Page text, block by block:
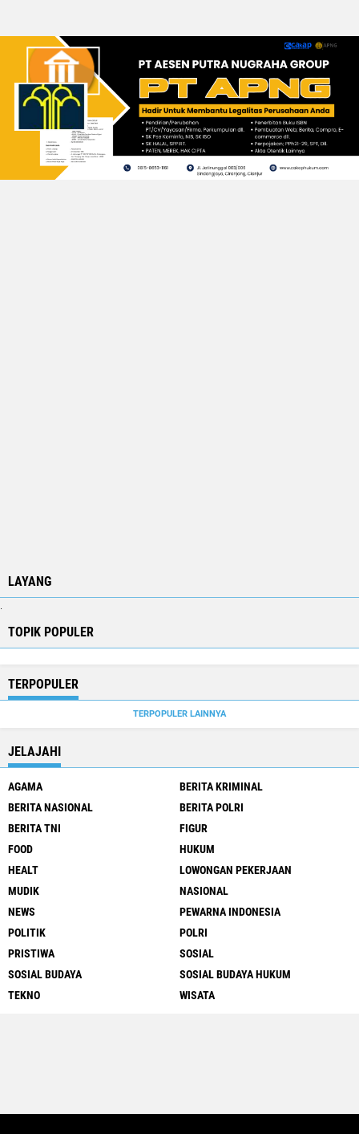
LAYANG
.
TOPIK POPULER
TERPOPULER
TERPOPULER LAINNYA
JELAJAHI
AGAMA
BERITA KRIMINAL
BERITA NASIONAL
BERITA POLRI
BERITA TNI
FIGUR
FOOD
HUKUM
HEALT
LOWONGAN PEKERJAAN
MUDIK
NASIONAL
NEWS
PEWARNA INDONESIA
POLITIK
POLRI
PRISTIWA
SOSIAL
SOSIAL BUDAYA
SOSIAL BUDAYA HUKUM
TEKNO
WISATA